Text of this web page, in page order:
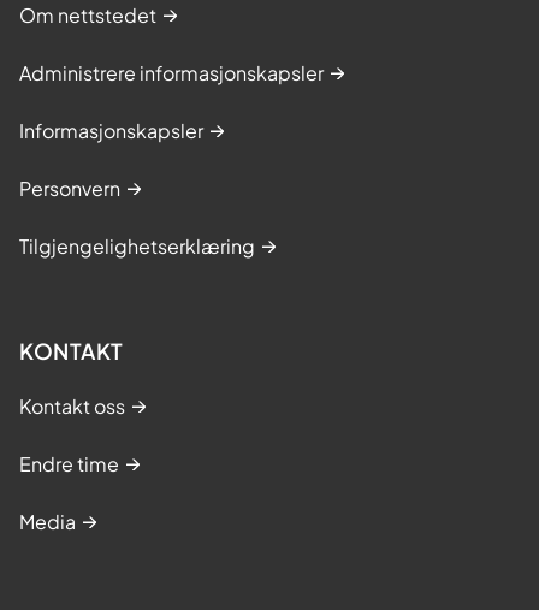
Om nettstedet
Administrere informasjonskapsler
Informasjonskapsler
Personvern
Tilgjengelighetserklæring
KONTAKT
Kontakt oss
Endre time
Media